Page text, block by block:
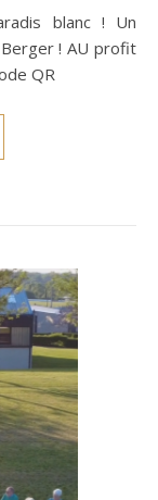
Berger ! AU profit
QR